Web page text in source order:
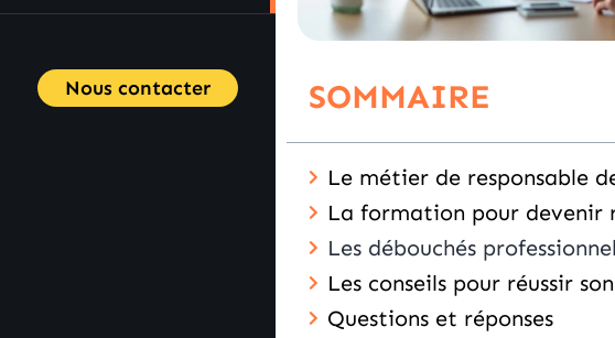
Nous contacter SOMMAIRE
Le métier de responsable
La formation pour devenir
Les débouchés
Les conseils pour réussir
Questions et réponses